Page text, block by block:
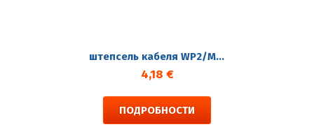
штепсель кабеля WP2/M разъем
4,18 €
ПОДРОБНОСТИ